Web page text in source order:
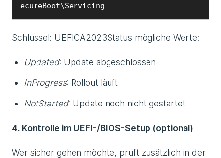
ecureBoot\Servicing
Schlüssel: UEFICA2023Status mögliche Werte:
Updated: Update abgeschlossen
InProgress: Rollout läuft
NotStarted: Update noch nicht gestartet
4. Kontrolle im UEFI-/BIOS-Setup (optional)
Wer sicher gehen möchte, prüft zusätzlich in der